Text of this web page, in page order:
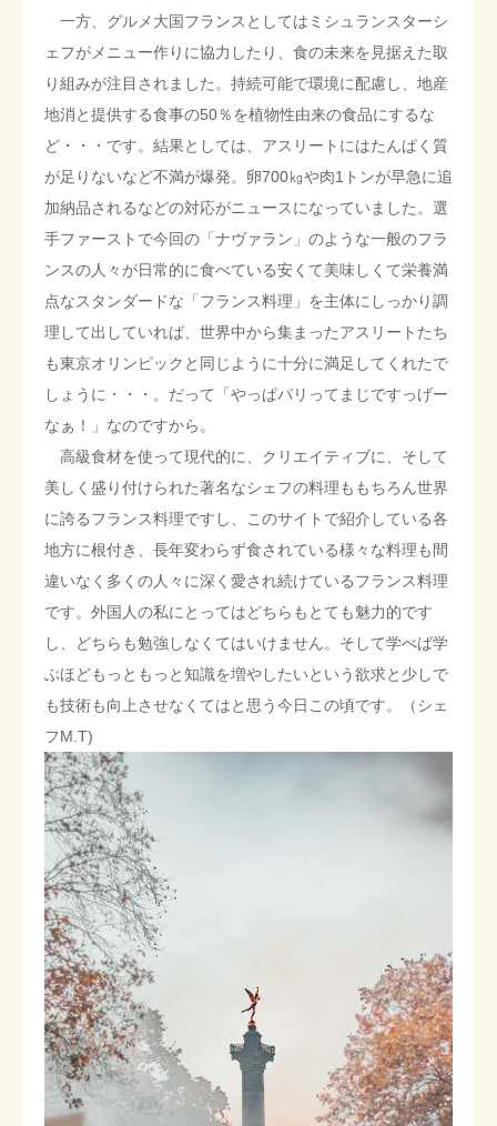
一方、グルメ大国フランスとしてはミシュランスターシ
ェフがメニュー作りに協力したり、食の未来を見据えた取
り組みが注目されました。持続可能で環境に配慮し、地産
地消と提供する食事の50％を植物性由来の食品にするな
ど・・・です。結果としては、アスリートにはたんぱく質
が足りないなど不満が爆発。卵700㎏や肉1トンが早急に追
加納品されるなどの対応がニュースになっていました。選
手ファーストで今回の「ナヴァラン」のような一般のフラ
ンスの人々が日常的に食べている安くて美味しくて栄養満
点なスタンダードな「フランス料理」を主体にしっかり調
理して出していれば、世界中から集まったアスリートたち
も東京オリンピックと同じように十分に満足してくれたで
しょうに・・・。だって「やっぱパリってまじですっげー
なぁ！」なのですから。
高級食材を使って現代的に、クリエイティブに、そして
美しく盛り付けられた著名なシェフの料理ももちろん世界
に誇るフランス料理ですし、このサイトで紹介している各
地方に根付き、長年変わらず食されている様々な料理も間
違いなく多くの人々に深く愛され続けているフランス料理
です。外国人の私にとってはどちらもとても魅力的です
し、どちらも勉強しなくてはいけません。そして学べば学
ぶほどもっともっと知識を増やしたいという欲求と少しで
も技術も向上させなくてはと思う今日この頃です。（シェ
フM.T)